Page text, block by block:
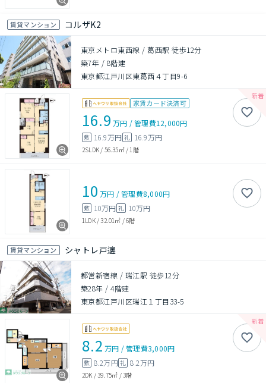
賃貸マンション コルザK2
東京メトロ東西線 / 葛西駅 徒歩12分
築7年 / 8階建
東京都江戸川区東葛西４丁目9-6
家賃カード決済可
16.9 万円 /管理費12,000円
敷 16.9万円 礼 16.9万円
2SLDK / 56.35㎡/1階
10 万円 /管理費8,000円
敷 10万円 礼 10万円
1LDK/32.01㎡ /6階
賃貸マンション シャトレ戸邊
都営新宿線 / 瑞江駅 徒歩12分
築28年 /4階建
東京都江戸川区瑞江１丁目33-5
8.2 万円 /管理費3,000円
敷 8.2万円礼 8.2万円
2DK /39.75㎡ /3階